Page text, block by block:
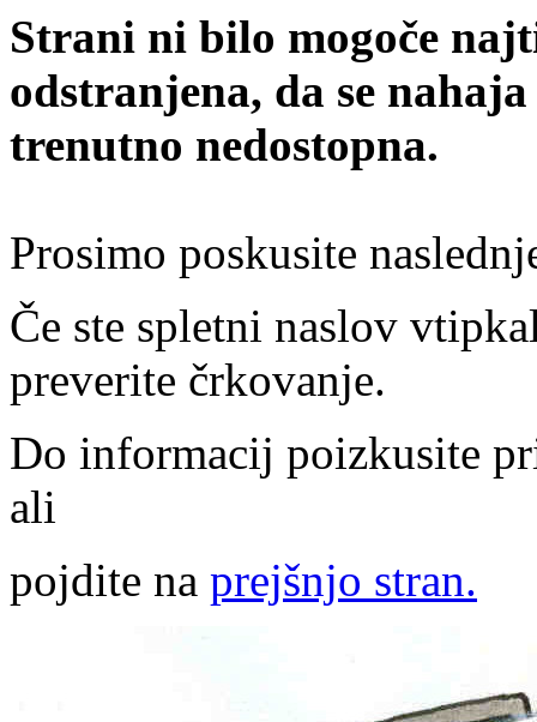
Strani ni bilo mogoče
odstranjena, da se
trenutno nedostopna.
Prosimo poskusite
Če ste spletni naslov
preverite črkovanje.
Do informacij poizkusite
ali
pojdite na prejšnjo stran.